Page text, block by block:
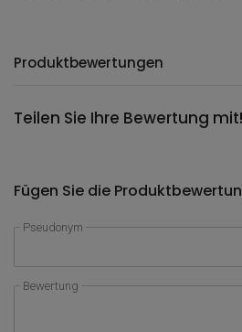
Produktbewertungen
Teilen Sie Ihre Bewertung mit!
Fügen Sie die
Pseudonym
Bewertung